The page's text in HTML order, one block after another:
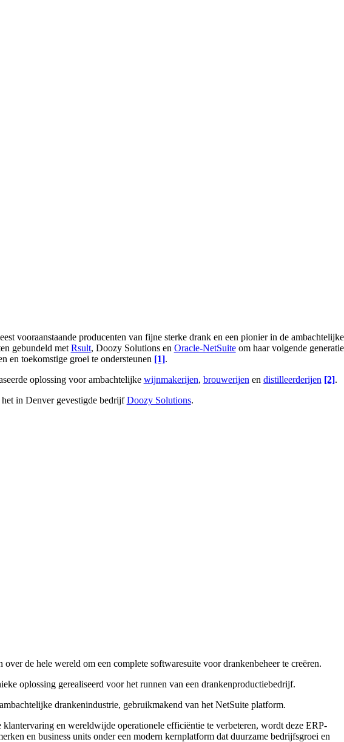
vooraanstaande producenten van fijne sterke drank en een pionier in de ambachtelijke
gebundeld met Rsult, Doozy Solutions en Oracle-NetSuiteom haar volgende generatie
en toekomstige groei te ondersteunen [1].
oplossing voor ambachtelijke wijnmakerijen, brouwerijen en distilleerderijen [2].
in Denver gevestigde bedrijfDoozy Solutions.
de hele wereld om een complete softwaresuite voor drankenbeheer te creëren.
oplossing gerealiseerd voor het runnen van een drankenproductiebedrijf.
drankenindustrie, gebruikmakend van het NetSuite platform.
en wereldwijde operationele efficiëntie te verbeteren, wordt deze ERP-
en business units onder een modern kernplatform dat duurzame bedrijfsgroei en